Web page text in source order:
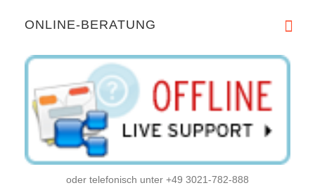
ONLINE-BERATUNG
oder telefonisch unter +49 3021-782-888